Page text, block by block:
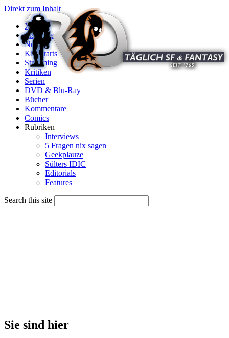
Direkt zum Inhalt
X
Startseite
News
Kinostarts
Streaming
Kritiken
Serien
DVD & Blu-Ray
Bücher
Kommentare
Comics
Rubriken
Interviews
5 Fragen nix sagen
Geekplauze
Sülters IDIC
Editorials
Features
Search this site
Sie sind hier